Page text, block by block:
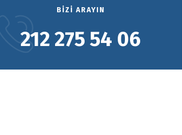
BIZI ARAYIN
212 275 54 06